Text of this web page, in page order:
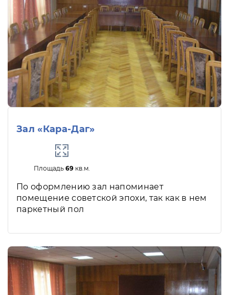
Зал «Кара-Даг»
Площадь 69кв.м.
По оформлению зал напоминает
помещение советской эпохи, так как в нем
паркетный пол